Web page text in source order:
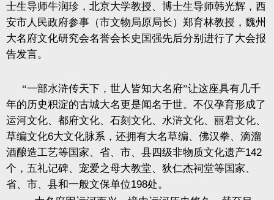
士生导师牛润珍，北京大学教授、博士生导师韩光辉，西
安市人民政府参事（市文物局原局长）郑育林教授，魏州
大名府文化研究会名誉会长史国强先后分别进行了大会报
告发言。
“一部水浒传天下，世人皆知大名府”让这座具有几千
年的历史积淀的古城大名更是闻名于世。不仅孕育形成了
运河文化、都府文化、石刻文化、水浒文化、丽君文化、
草编文化6大文化脉系，还拥有大名草编、佛汉拳、滴溜
酒酿造工艺等国家、省、市、县四级非物质文化遗产142
个，五礼记碑、宠爱之母大教堂、狄仁杰祠堂等国家、
省、市、县和一般文保单位198处。